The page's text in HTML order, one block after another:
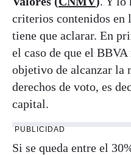
criterios contenidos en
tiene que aclarar. En
el caso de que el BBVA
objetivo de alcanzar la
derechos de voto, es
capital.
PUBLICIDAD
Si se queda entre el